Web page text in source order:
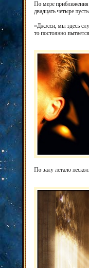
По мере
двадцать четыре
«Джэсси, мы здесь
то постоянно
По залу летало